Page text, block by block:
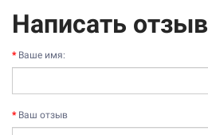
Написать отзыв
Ваше имя:
Ваш отзыв